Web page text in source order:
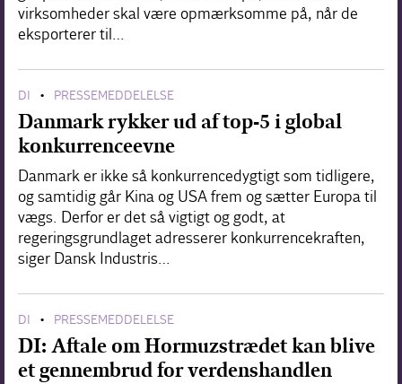
virksomheder skal være opmærksomme på, når de
eksporterer til…
DI • PRESSEMEDDELELSE
Danmark rykker ud af top-5 i global
konkurrenceevne
Danmark er ikke så konkurrencedygtigt som tidligere,
og samtidig går Kina og USA frem og sætter Europa til
vægs. Derfor er det så vigtigt og godt, at
regeringsgrundlaget adresserer konkurrencekraften,
siger Dansk Industris…
DI • PRESSEMEDDELELSE
DI: Aftale om Hormuzstrædet kan blive
et gennembrud for verdenshandlen